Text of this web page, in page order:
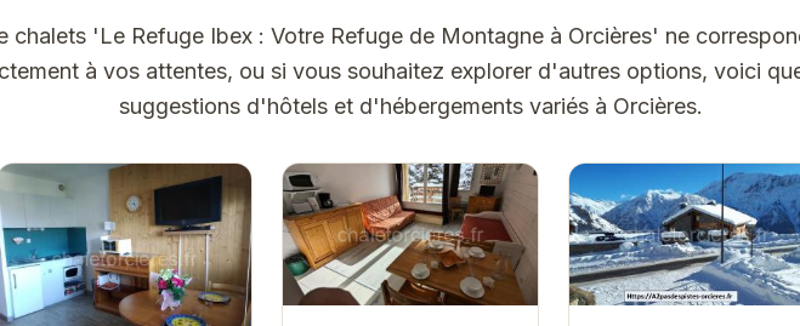
chalets 'Le Refuge Ibex : Votre Refuge de Montagne à Orcières' ne
à vos attentes, ou si vous souhaitez explorer d'autres options, voici
suggestions d'hôtels et d'hébergements variés à Orcières.